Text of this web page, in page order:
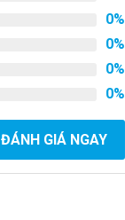
0%
0%
0%
0%
ĐÁNH GIÁ NGAY